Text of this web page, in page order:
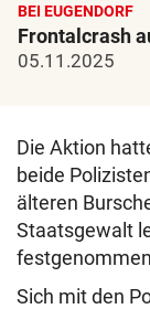
BEI EUGENDORF
Frontalcrash
05.11.2025
Die Aktion
beide
älteren
Staatsgewalt
Sich mit den